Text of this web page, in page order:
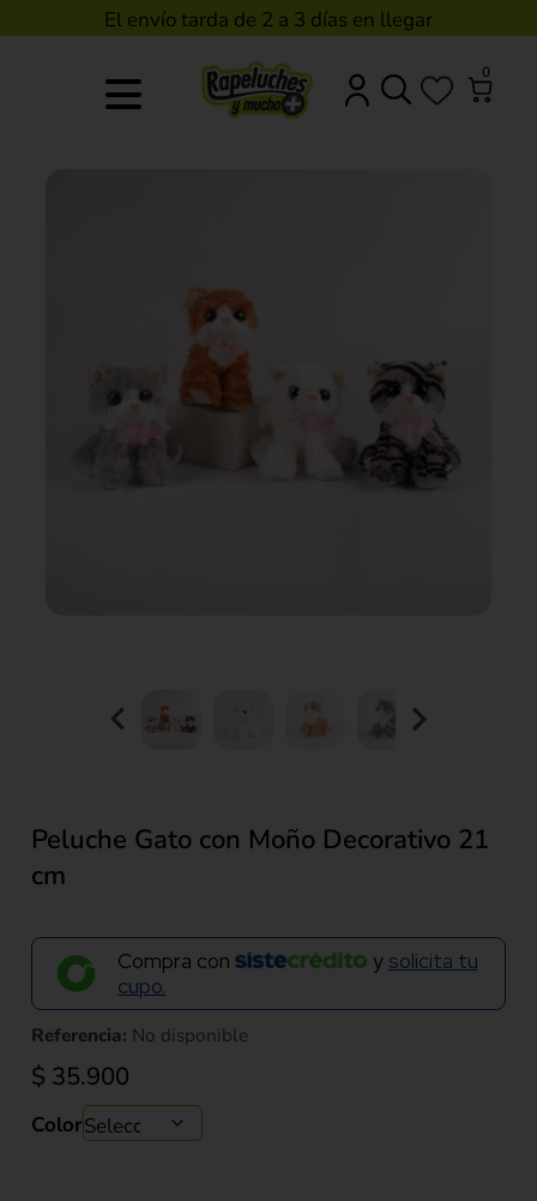
El envío tarda de 2 a 3 días en llegar
0
Peluche Gato con Moño Decorativo 21
cm
Compra con y solicita tu
cupo.
Referencia: No disponible
$ 35.900
Color